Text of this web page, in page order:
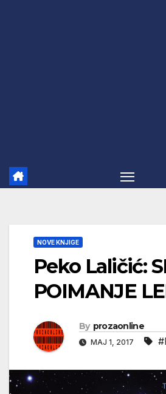
NOVE KNJIGE
Peko Laličić:
POIMANJE
By prozaonline
МАЈ 1, 2017